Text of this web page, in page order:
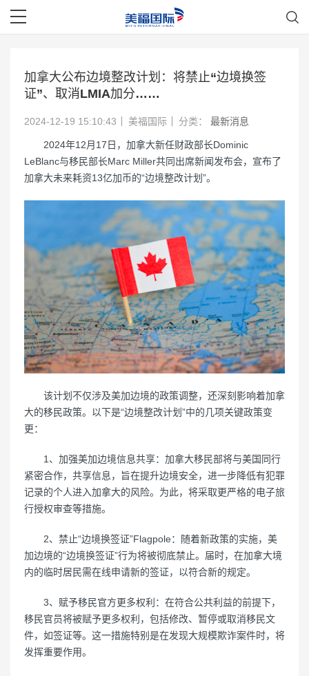
加拿大公布边境整改计划：将禁止“边境换签
证”、取消LMIA加分……
2024-12-19 15:10:43 美福国际 分类： 最新消息
2024年12月17日，加拿大新任财政部长Dominic
LeBlanc与移民部长Marc Miller共同出席新闻发布会，宣布了
加拿大未来耗资13亿加币的“边境整改计划”。
该计划不仅涉及美加边境的政策调整，还深刻影响着加拿
大的移民政策。以下是“边境整改计划”中的几项关键政策变
更：
1、加强美加边境信息共享：加拿大移民部将与美国同行
紧密合作，共享信息，旨在提升边境安全，进一步降低有犯罪
记录的个人进入加拿大的风险。为此，将采取更严格的电子旅
行授权审查等措施。
2、禁止“边境换签证”Flagpole：随着新政策的实施，美
加边境的“边境换签证”行为将被彻底禁止。届时，在加拿大境
内的临时居民需在线申请新的签证，以符合新的规定。
3、赋予移民官方更多权利：在符合公共利益的前提下，
移民官员将被赋予更多权利，包括修改、暂停或取消移民文
件，如签证等。这一措施特别是在发现大规模欺诈案件时，将
发挥重要作用。